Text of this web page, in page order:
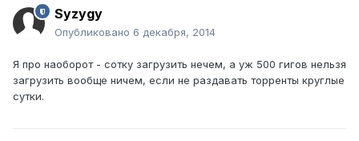
Syzygy
Опубликовано 6 декабря, 2014
Я про наоборот - сотку загрузить нечем, а уж 500 гигов нельзя
загрузить вообще ничем, если не раздавать торренты круглые
сутки.